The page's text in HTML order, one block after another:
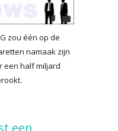
zou één op de
namaak zijn
een half miljard
een